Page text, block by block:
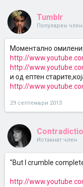
Прилично голема
Tumblr
Популарен член
Моментално омилени:
http://
http://
и од ептен
http://
29 септември 2013
Истакнат член
"But I crumble
http://